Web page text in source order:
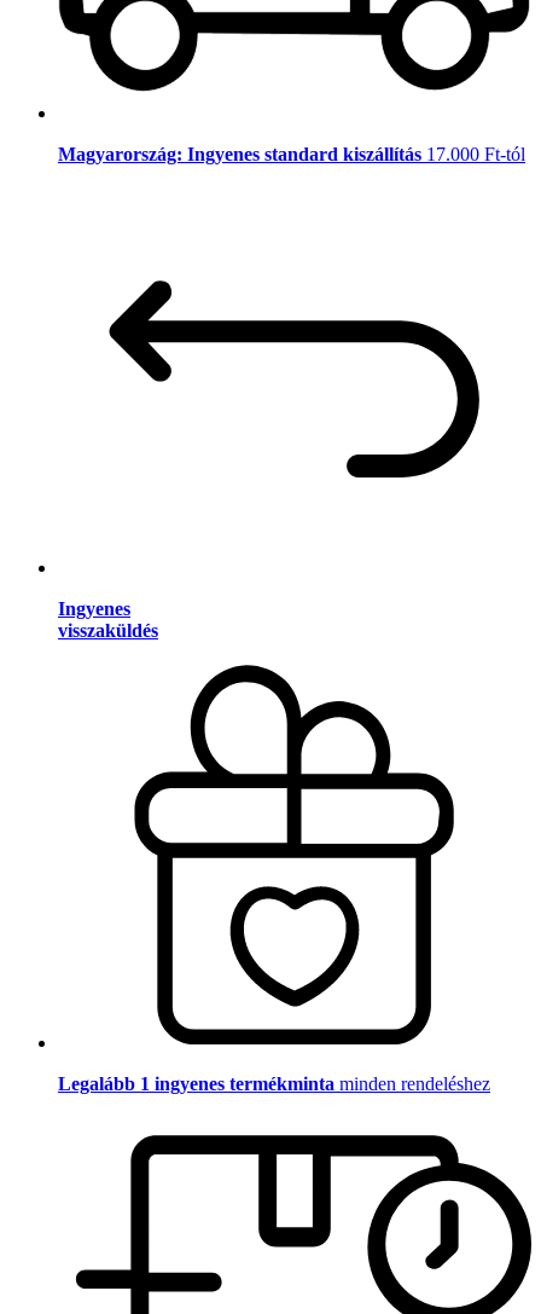
Magyarország: Ingyenes standard kiszállítás 17.000 Ft-tól
Ingyenes
visszaküldés
Legalább 1 ingyenes termékminta minden rendeléshez